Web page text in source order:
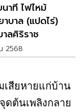
าที ไฟไหม้
บาล (แปดไร่)
ลศิริราช
2568
เสียหายแก่บ้าน
ดต้นเพลิงกลาย